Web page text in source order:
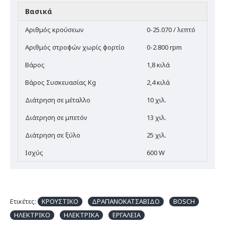
Βασικά
Αριθμός κρούσεων
0-25.070 / λεπτό
Αριθμός στροφών χωρίς φορτίο
0-2.800 rpm
Βάρος
1,8 κιλά
Βάρος Συσκευασίας Kg
2,4 κιλά
Διάτρηση σε μέταλλο
10 χιλ.
Διάτρηση σε μπετόν
13 χιλ.
Διάτρηση σε ξύλο
25 χιλ.
Ισχύς
600 W
Ετικέτες: ΚΡΟΥΣΤΙΚΟ ΔΡΑΠΑΝΟΚΑΤΣΑΒΙΔΟ
BOSCH
ΗΛΕΚΤΡΙΚΟ
ΗΛΕΚΤΡΙΚΑ ΕΡΓΑΛΕΙΑ